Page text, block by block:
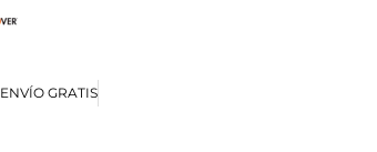
ENVÍO GRATIS